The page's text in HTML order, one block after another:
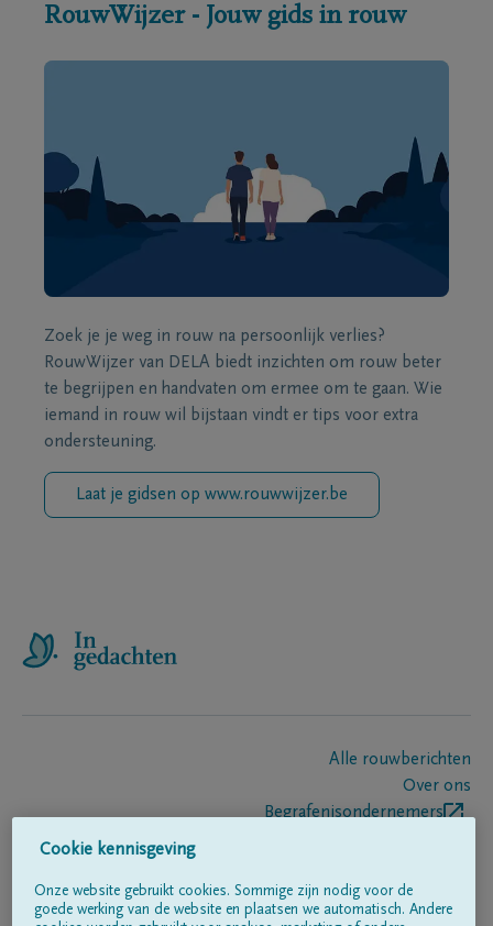
RouwWijzer - Jouw gids in rouw
Zoek je je weg in rouw na persoonlijk verlies?
RouwWijzer van DELA biedt inzichten om rouw beter
te begrijpen en handvaten om ermee om te gaan. Wie
iemand in rouw wil bijstaan vindt er tips voor extra
ondersteuning.
Laat je gidsen op www.rouwwijzer.be
Alle rouwberichten
Over ons
Begrafenisondernemers
Volg ons op
Cookie kennisgeving
Onze website gebruikt cookies. Sommige zijn nodig voor de
goede werking van de website en plaatsen we automatisch. Andere